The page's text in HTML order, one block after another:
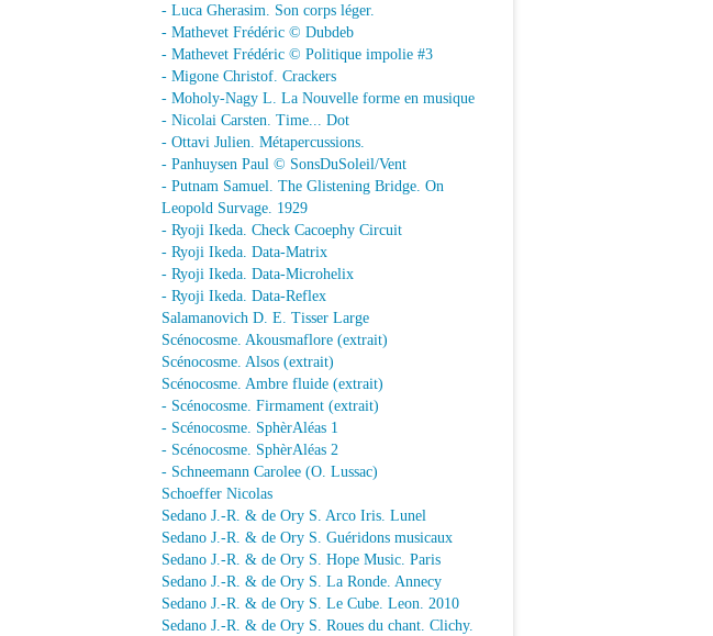
- Luca Gherasim. Son corps léger.
- Mathevet Frédéric © Dubdeb
- Mathevet Frédéric © Politique impolie #3
- Migone Christof. Crackers
- Moholy-Nagy L. La Nouvelle forme en musique
- Nicolai Carsten. Time... Dot
- Ottavi Julien. Métapercussions.
- Panhuysen Paul © SonsDuSoleil/Vent
- Putnam Samuel. The Glistening Bridge. On
Leopold Survage. 1929
- Ryoji Ikeda. Check Cacoephy Circuit
- Ryoji Ikeda. Data-Matrix
- Ryoji Ikeda. Data-Microhelix
- Ryoji Ikeda. Data-Reflex
Salamanovich D. E. Tisser Large
Scénocosme. Akousmaflore (extrait)
Scénocosme. Alsos (extrait)
Scénocosme. Ambre fluide (extrait)
- Scénocosme. Firmament (extrait)
- Scénocosme. SphèrAléas 1
- Scénocosme. SphèrAléas 2
- Schneemann Carolee (O. Lussac)
Schoeffer Nicolas
Sedano J.-R. & de Ory S. Arco Iris. Lunel
Sedano J.-R. & de Ory S. Guéridons musicaux
Sedano J.-R. & de Ory S. Hope Music. Paris
Sedano J.-R. & de Ory S. La Ronde. Annecy
Sedano J.-R. & de Ory S. Le Cube. Leon. 2010
Sedano J.-R. & de Ory S. Roues du chant. Clichy.